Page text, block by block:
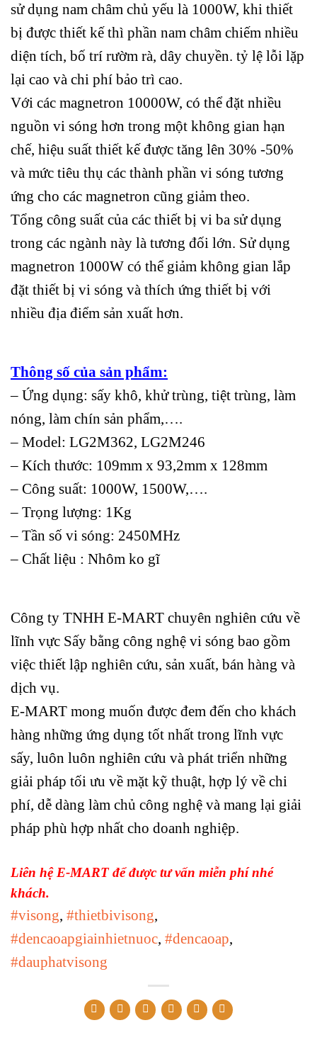
sử dụng nam châm chủ yếu là 1000W, khi thiết
bị được thiết kế thì phần nam châm chiếm nhiều
diện tích, bố trí rườm rà, dây chuyền. tỷ lệ lỗi lặp
lại cao và chi phí bảo trì cao.
Với các magnetron 10000W, có thể đặt nhiều
nguồn vi sóng hơn trong một không gian hạn
chế, hiệu suất thiết kế được tăng lên 30% -50%
và mức tiêu thụ các thành phần vi sóng tương
ứng cho các magnetron cũng giảm theo.
Tổng công suất của các thiết bị vi ba sử dụng
trong các ngành này là tương đối lớn. Sử dụng
magnetron 1000W có thể giảm không gian lắp
đặt thiết bị vi sóng và thích ứng thiết bị với
nhiều địa điểm sản xuất hơn.
Thông số của sản phẩm:
– Ứng dụng: sấy khô, khử trùng, tiệt trùng, làm
nóng, làm chín sản phẩm,….
– Model: LG2M362, LG2M246
– Kích thước: 109mm x 93,2mm x 128mm
– Công suất: 1000W, 1500W,….
– Trọng lượng: 1Kg
– Tần số vi sóng: 2450MHz
– Chất liệu : Nhôm ko gĩ
Công ty TNHH E-MART chuyên nghiên cứu về
lĩnh vực Sấy bằng công nghệ vi sóng bao gồm
việc thiết lập nghiên cứu, sản xuất, bán hàng và
dịch vụ.
E-MART mong muốn được đem đến cho khách
hàng những ứng dụng tốt nhất trong lĩnh vực
sấy, luôn luôn nghiên cứu và phát triển những
giải pháp tối ưu về mặt kỹ thuật, hợp lý về chi
phí, dễ dàng làm chủ công nghệ và mang lại giải
pháp phù hợp nhất cho doanh nghiệp.
Liên hệ E-MART để được tư vấn miễn phí nhé
khách.
#visong, #thietbivisong,
#dencaoapgiainhietnuoc, #dencaoap,
#dauphatvisong